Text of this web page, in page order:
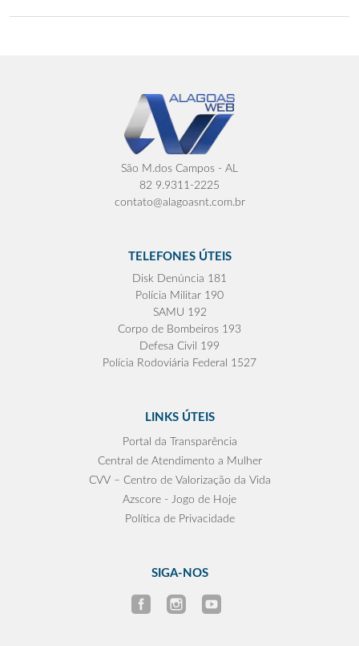
São M.dos Campos - AL
82 9.9311-2225
contato@alagoasnt.com.br
TELEFONES ÚTEIS
Disk Denúncia 181
Polícia Militar 190
SAMU 192
Corpo de Bombeiros 193
Defesa Civil 199
Polícia Rodoviária Federal 1527
LINKS ÚTEIS
Portal da Transparência
Central de Atendimento a Mulher
CVV – Centro de Valorização da Vida
Azscore - Jogo de Hoje
Política de Privacidade
SIGA-NOS